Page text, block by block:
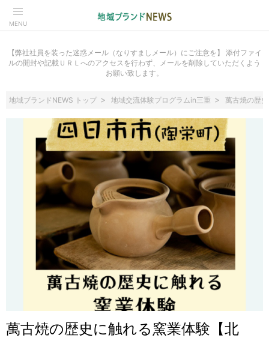
MENU
【弊社社員を装った迷惑メール（なりすましメール）にご注意を】 添付ファイ
ルの開封や記載ＵＲＬへのアクセスを行わず、メールを削除していただくよう
お願い致します。
地域ブランドNEWS トップ 地域交流体験プログラムin三重 萬古焼の歴
萬古焼の歴史に触れる窯業体験【北